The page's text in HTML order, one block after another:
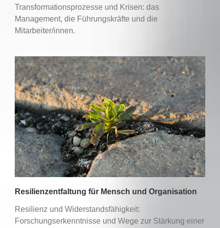
Transformationsprozesse und Krisen: das
Management, die Führungskräfte und die
Mitarbeiter/innen.
Resilienzentfaltung für Mensch und Organisation
Resilienz und Widerstandsfähigkeit:
Forschungserkenntnisse und Wege zur Stärkung einer